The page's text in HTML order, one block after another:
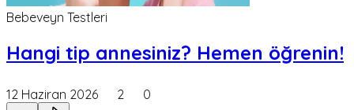
Bebeveyn Testleri
Hangi tip annesiniz? Hemen öğrenin!
12 Haziran 2026 2 0